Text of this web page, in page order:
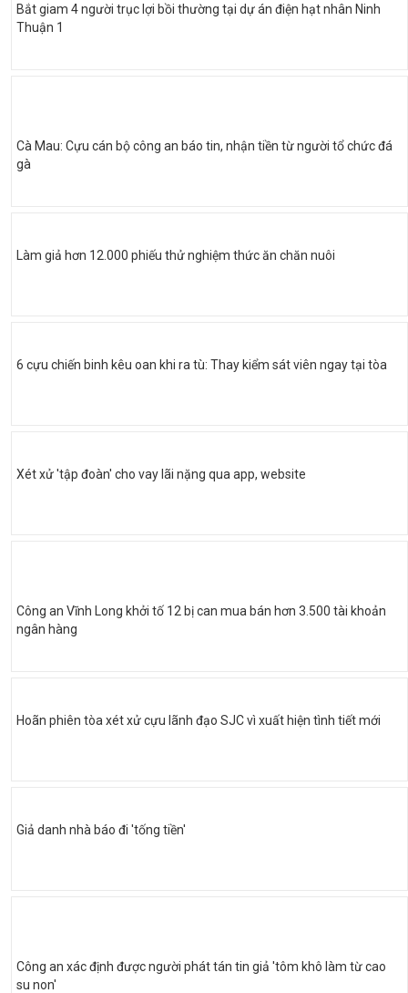
Bắt giam 4 người trục lợi bồi thường tại dự án điện hạt nhân Ninh
Thuận 1
Cà Mau: Cựu cán bộ công an báo tin, nhận tiền từ người tổ chức đá
gà
Làm giả hơn 12.000 phiếu thử nghiệm thức ăn chăn nuôi
6 cựu chiến binh kêu oan khi ra tù: Thay kiểm sát viên ngay tại tòa
Xét xử 'tập đoàn' cho vay lãi nặng qua app, website
Công an Vĩnh Long khởi tố 12 bị can mua bán hơn 3.500 tài khoản
ngân hàng
Hoãn phiên tòa xét xử cựu lãnh đạo SJC vì xuất hiện tình tiết mới
Giả danh nhà báo đi 'tống tiền'
Công an xác định được người phát tán tin giả 'tôm khô làm từ cao
su non'